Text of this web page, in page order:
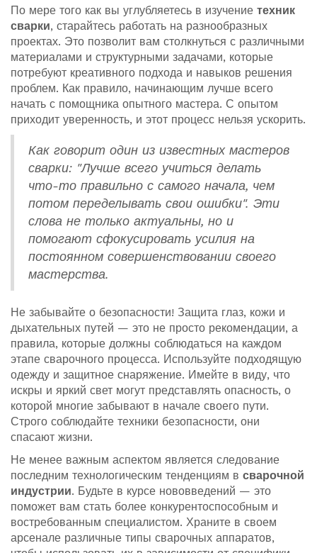
По мере того как вы углубляетесь в изучение техник
сварки, старайтесь работать на разнообразных
проектах. Это позволит вам столкнуться с различными
материалами и структурными задачами, которые
потребуют креативного подхода и навыков решения
проблем. Как правило, начинающим лучше всего
начать с помощника опытного мастера. С опытом
приходит уверенность, и этот процесс нельзя ускорить.
Как говорит один из известных мастеров
сварки: "Лучше всего учиться делать
что-то правильно с самого начала, чем
потом переделывать свои ошибки". Эти
слова не только актуальны, но и
помогают сфокусировать усилия на
постоянном совершенствовании своего
мастерства.
Не забывайте о безопасности! Защита глаз, кожи и
дыхательных путей — это не просто рекомендации, а
правила, которые должны соблюдаться на каждом
этапе сварочного процесса. Используйте подходящую
одежду и защитное снаряжение. Имейте в виду, что
искры и яркий свет могут представлять опасность, о
которой многие забывают в начале своего пути.
Строго соблюдайте техники безопасности, они
спасают жизни.
Не менее важным аспектом является следование
последним технологическим тенденциям в сварочной
индустрии. Будьте в курсе нововведений — это
поможет вам стать более конкурентоспособным и
востребованным специалистом. Храните в своем
арсенале различные типы сварочных аппаратов,